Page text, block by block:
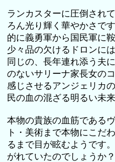
ランカスターに圧倒され
ろん光り輝く華やかさで
的に義勇軍から国民軍に
少々品の欠けるドロンに
同じの、長年連れ添う夫
のないサリーナ家長女の
感じさせるアンジェリカ
民の血の混ざる明るい未
本物の貴族の血筋である
ト・美術まで本物にこだ
るまで目が眩むようです
がれていたのでしょうか？